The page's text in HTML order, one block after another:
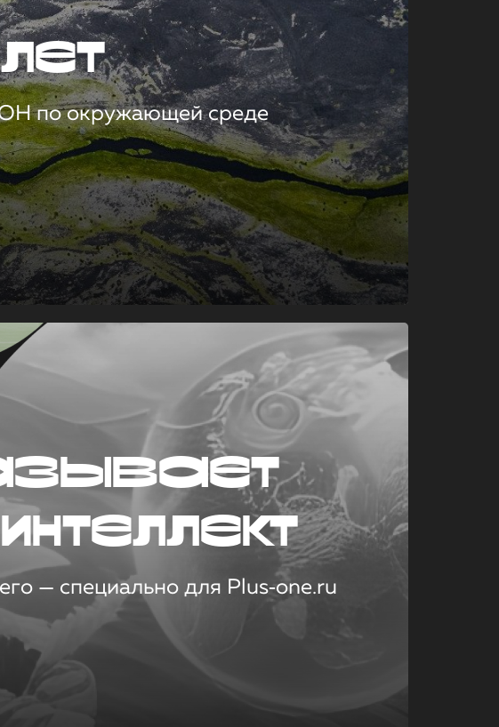
по окружающей среде
— специально для Plus‑one.ru